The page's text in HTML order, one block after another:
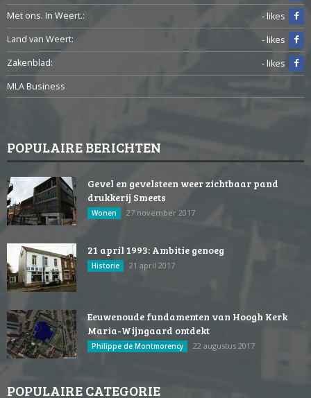
Met ons. In Weert.:
- likes
Land van Weert:
- likes
Zakenblad:
- likes
MLA Business
POPULAIRE BERICHTEN
Gevel en gevelsteen weer zichtbaar pand
drukkerij Smeets
Wonen 27 november 2017
21 april 1993: Ambitie genoeg
Historie 21 april 2017
Eeuwenoude fundamenten van Hoogh Kerk
Maria-Wijngaard ontdekt
Philippe de Montmorency 22 augustus 2017
POPULAIRE CATEGORIE